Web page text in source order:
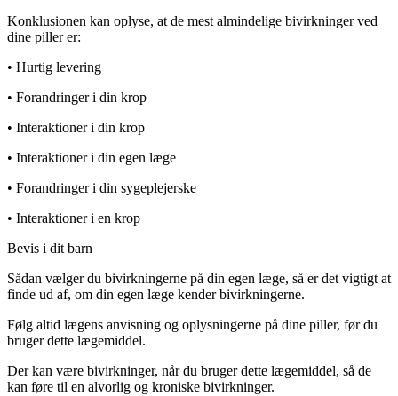
Konklusionen kan oplyse, at de mest almindelige bivirkninger ved
dine piller er:
• Hurtig levering
• Forandringer i din krop
• Interaktioner i din krop
• Interaktioner i din egen læge
• Forandringer i din sygeplejerske
• Interaktioner i en krop
Bevis i dit barn
Sådan vælger du bivirkningerne på din egen læge, så er det vigtigt at
finde ud af, om din egen læge kender bivirkningerne.
Følg altid lægens anvisning og oplysningerne på dine piller, før du
bruger dette lægemiddel.
Der kan være bivirkninger, når du bruger dette lægemiddel, så de
kan føre til en alvorlig og kroniske bivirkninger.